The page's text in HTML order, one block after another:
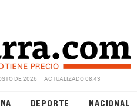
DE 2026 ACTUALIZADO 08:43
DEPORTE NACIONAL